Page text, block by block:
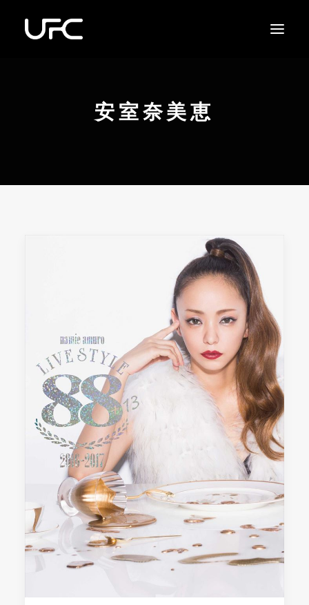
安室奈美恵